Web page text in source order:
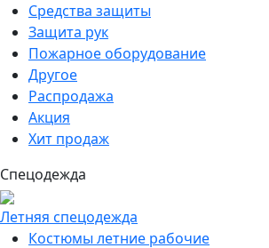
Средства защиты
Защита рук
Пожарное оборудование
Другое
Распродажа
Акция
Хит продаж
Спецодежда
Летняя спецодежда
Костюмы летние рабочие